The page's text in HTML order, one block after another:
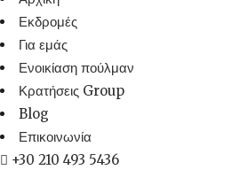
Εκδρομές
Για εμάς
Ενοικίαση πούλμαν
Κρατήσεις Group
Blog
Επικοινωνία
+30 210 493 5436